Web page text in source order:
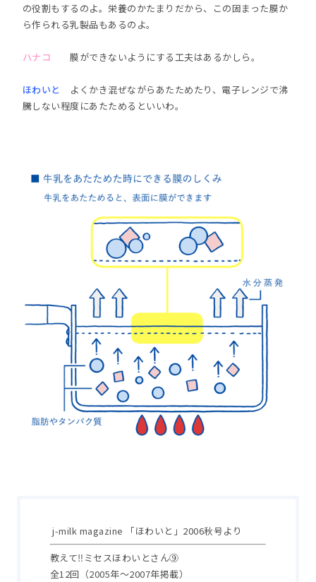
の役割もするのよ。栄養のかたまりだから、この固まった膜か
ら作られる乳製品もあるのよ。
ハナコ 膜ができないようにする工夫はあるかしら。
ほわいと
よくかき混ぜながらあたためたり、電子レンジで沸
騰しない程度にあたためるといいわ。
j-milk magazine 「ほわいと」2006秋号より
教えて‼ミセスほわいとさん⑨
全12回（2005年～2007年掲載）